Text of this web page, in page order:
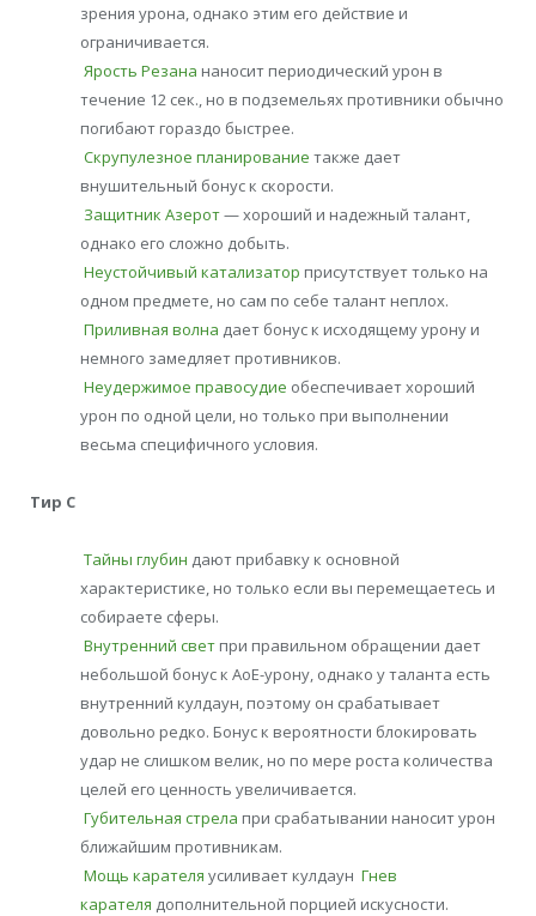
зрения урона, однако этим его действие и
ограничивается.
Ярость Резана наносит периодический урон в
течение 12 сек., но в подземельях противники обычно
погибают гораздо быстрее.
Скрупулезное планирование также дает
внушительный бонус к скорости.
Защитник Азерот— хороший и надежный талант,
однако его сложно добыть.
Неустойчивый катализатор присутствует только на
одном предмете, но сам по себе талант неплох.
Приливная волна дает бонус к исходящему урону и
немного замедляет противников.
Неудержимое правосудие обеспечивает хороший
урон по одной цели, но только при выполнении
весьма специфичного условия.
Тир С
Тайны глубин дают прибавку к основной
характеристике, но только если вы перемещаетесь и
собираете сферы.
Внутренний свет при правильном обращении дает
небольшой бонус к АоЕ-урону, однако у таланта есть
внутренний кулдаун, поэтому он срабатывает
довольно редко. Бонус к вероятности блокировать
удар не слишком велик, но по мере роста количества
целей его ценность увеличивается.
Губительная стрела при срабатывании наносит урон
ближайшим противникам.
Мощь карателя усиливает кулдаун Гнев
карателя дополнительной порцией искусности.